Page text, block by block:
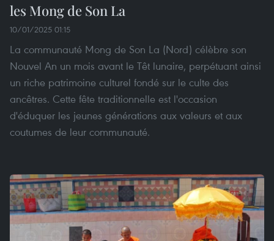
les Mong de Son La
10/01/2025 01:15
La communauté Mong de Son La (Nord) célèbre son
Nouvel An un mois avant le Têt lunaire, perpétuant ainsi
un riche patrimoine culturel fondé sur le culte des
ancêtres. Cette fête traditionnelle est l'occasion
d'éduquer les jeunes générations aux valeurs et aux
coutumes de leur communauté.